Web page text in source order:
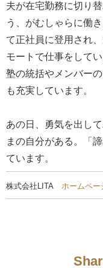
夫が在宅勤務に切り
う、がむしゃらに働
て正社員に登用され
モートで仕事をして
塾の統括やメンバー
も充実しています。
あの日、勇気を出し
まの自分がある。「
ています。
株式会社LITA ホームペー